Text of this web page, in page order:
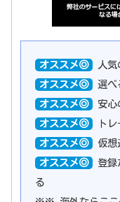
オススメ◎ 人気
オススメ◎ 選べ
オススメ◎ 安心
オススメ◎ トレ
オススメ◎ 仮想
オススメ◎ 登録
る